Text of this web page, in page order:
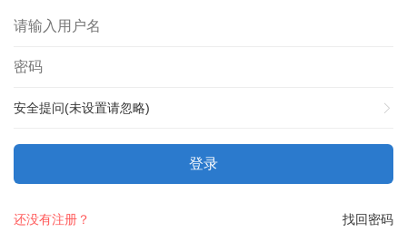
安全提问(未设置请忽略)
登录
找回密码
还没有注册？